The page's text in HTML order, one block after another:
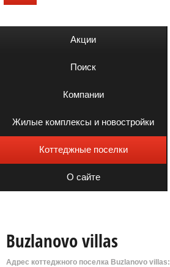
Акции
Поиск
Компании
Жилые комплексы и новостройки
Коттеджные поселки
О сайте
Buzlanovo villas
Адрес коттеджного поселка Buzlanovo villas: